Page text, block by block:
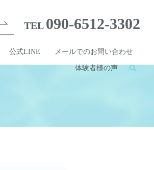
公式LINE メールでのお問い合わせ
体験者様の声
TEL 090-6512-3302